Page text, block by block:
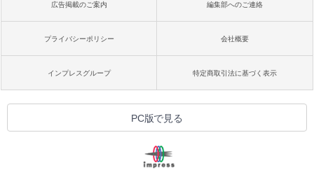
広告掲載のご案内 編集部へのご連絡
プライバシーポリシー 会社概要
インプレスグループ 特定商取引法に基づく表示
PC版で見る